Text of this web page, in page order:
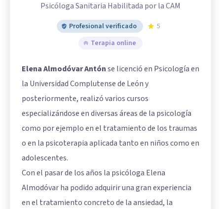
Psicóloga Sanitaria Habilitada por la CAM
Profesional verificado
5
Terapia online
Elena Almodóvar Antónse licenció en Psicología en
la Universidad Complutense de León y
posteriormente, realizó varios cursos
especializándose en diversas áreas de la psicología
como por ejemplo en el tratamiento de los traumas
o en la psicoterapia aplicada tanto en niños como en
adolescentes.
Con el pasar de los años la psicóloga Elena
Almodóvar ha podido adquirir una gran experiencia
en el tratamiento concreto de la ansiedad, la